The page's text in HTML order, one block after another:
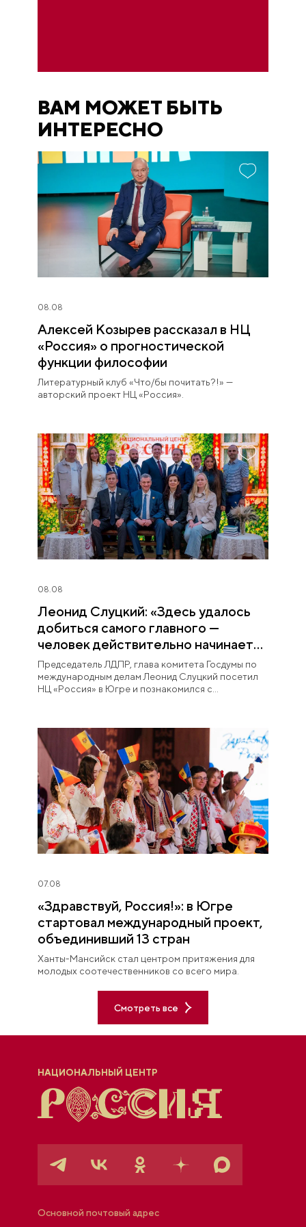
ВАМ МОЖЕТ БЫТЬ
ИНТЕРЕСНО
08.08
Алексей Козырев рассказал в НЦ
«Россия» о прогностической
функции философии
Литературный клуб «Что/бы почитать?!» —
авторский проект НЦ «Россия».
08.08
Леонид Слуцкий: «Здесь удалось
добиться самого главного —
человек действительно начинает
любить Югру»
Председатель ЛДПР, глава комитета Госдумы по
международным делам Леонид Слуцкий посетил
НЦ «Россия» в Югре и познакомился с
07.08
«Здравствуй, Россия!»: в Югре
стартовал международный проект,
объединивший 13 стран
Ханты-Мансийск стал центром притяжения для
молодых соотечественников со всего мира.
Смотреть все
НАЦИОНАЛЬНЫЙ ЦЕНТР
Основной почтовый адрес